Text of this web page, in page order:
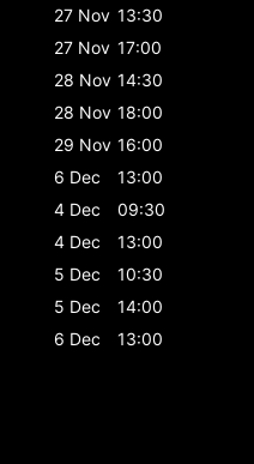
27 Nov 13:30
27 Nov 17:00
28 Nov 14:30
28 Nov 18:00
29 Nov 16:00
6 Dec
13:00
4 Dec
09:30
4 Dec
13:00
5 Dec
10:30
5 Dec
14:00
6 Dec
13:00